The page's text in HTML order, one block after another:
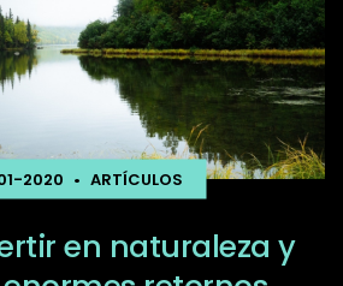
2020 • ARTÍCULOS
en naturaleza y